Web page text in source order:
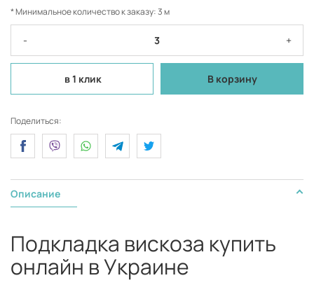
* Минимальное количество к заказу: 3 м
- +
в 1 клик В корзину
Поделиться:
Описание
Подкладка вискоза купить
онлайн в Украине